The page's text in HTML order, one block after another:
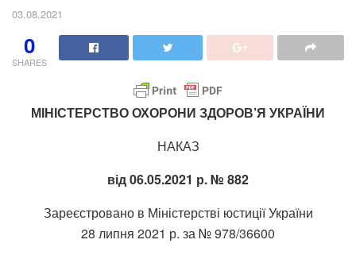
03.08.2021
0
SHARES
МІНІСТЕРСТВО ОХОРОНИ ЗДОРОВ’Я УКРАЇНИ
НАКАЗ
від 06.05.2021 р. № 882
Зареєстровано в Міністерстві юстиції України
28 липня 2021 р. за № 978/36600